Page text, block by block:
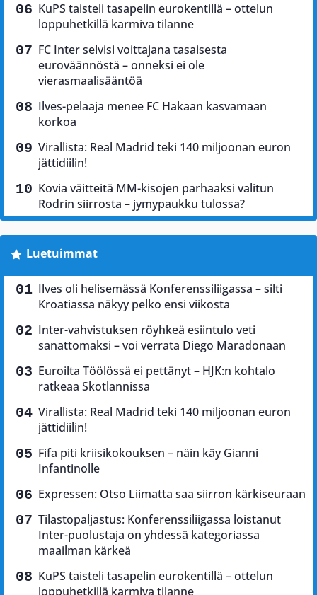
KuPS taisteli tasapelin eurokentillä – ottelun
loppuhetkillä karmiva tilanne
FC Inter selvisi voittajana tasaisesta
euroväännöstä – onneksi ei ole
vierasmaalisääntöä
Ilves-pelaaja menee FC Hakaan kasvamaan
korkoa
Virallista: Real Madrid teki 140 miljoonan euron
jättidiilin!
Kovia väitteitä MM-kisojen parhaaksi valitun
Rodrin siirrosta – jymypaukku tulossa?
Luetuimmat
Ilves oli helisemässä Konferenssiliigassa – silti
Kroatiassa näkyy pelko ensi viikosta
Inter-vahvistuksen röyhkeä esiintulo veti
sanattomaksi – voi verrata Diego Maradonaan
Euroilta Töölössä ei pettänyt – HJK:n kohtalo
ratkeaa Skotlannissa
Virallista: Real Madrid teki 140 miljoonan euron
jättidiilin!
Fifa piti kriisikokouksen – näin käy Gianni
Infantinolle
Expressen: Otso Liimatta saa siirron kärkiseuraan
Tilastopaljastus: Konferenssiliigassa loistanut
Inter-puolustaja on yhdessä kategoriassa
maailman kärkeä
KuPS taisteli tasapelin eurokentillä – ottelun
loppuhetkillä karmiva tilanne